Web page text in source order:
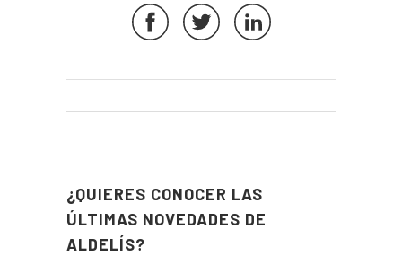
¿QUIERES CONOCER LAS
ÚLTIMAS NOVEDADES DE
ALDELÍS?